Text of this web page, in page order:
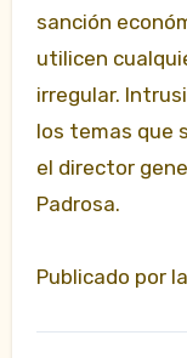
sanción
utilicen
irregular.
los temas que
el director
Padrosa.
Publicado por